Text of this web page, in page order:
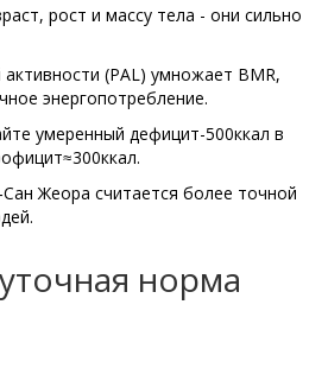
рост и массу тела - они сильно
(PAL) умножает BMR,
энергопотребление.
умеренный дефицит-500ккал в
Жеора считается более точной
норма